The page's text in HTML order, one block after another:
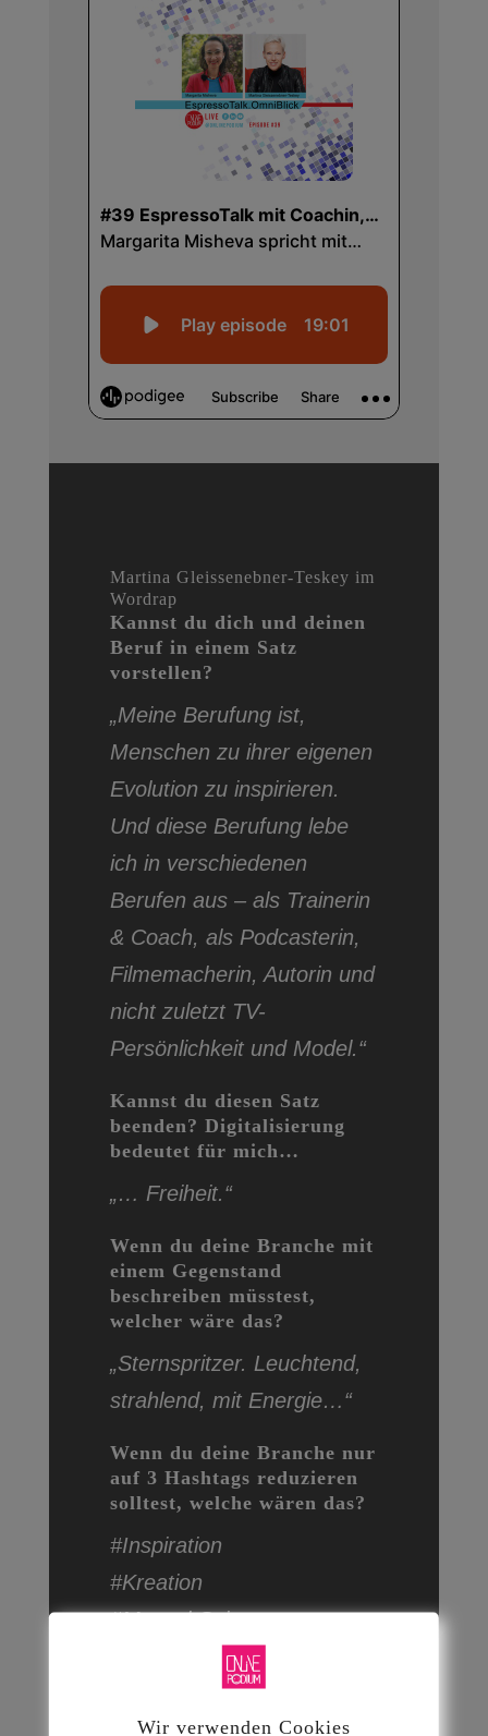
Martina Gleissenebner-Teskey im
Wordrap
Kannst du dich und deinen
Beruf in einem Satz
vorstellen?
„Meine Berufung ist,
Menschen zu ihrer eigenen
Evolution zu inspirieren.
Und diese Berufung lebe
ich in verschiedenen
Berufen aus – als Trainerin
& Coach, als Podcasterin,
Filmemacherin, Autorin und
nicht zuletzt TV-
Persönlichkeit und Model.“
Kannst du diesen Satz
beenden? Digitalisierung
bedeutet für mich…
„… Freiheit.“
Wenn du deine Branche mit
einem Gegenstand
beschreiben müsstest,
welcher wäre das?
„Sternspritzer. Leuchtend,
strahlend, mit Energie…“
Wenn du deine Branche nur
auf 3 Hashtags reduzieren
solltest, welche wären das?
#Inspiration
#Kreation
#MenschSein
Wir verwenden Cookies